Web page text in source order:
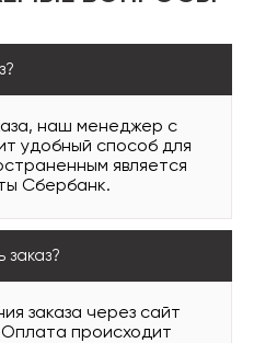
наш менеджер с
удобный способ для
является
Сбербанк.
заказ?
заказа через сайт
Оплата происходит